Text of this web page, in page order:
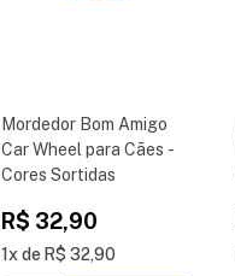
Mordedor Bom Amigo
Car Wheel para Cães -
Cores Sortidas
R$ 32,90
1 R$ 32,90